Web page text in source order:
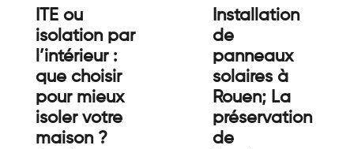
ITE ou
isolation par
l’intérieur :
que choisir
pour mieux
isoler votre
maison ?
Installation
de
panneaux
solaires à
Rouen; La
préservation
de